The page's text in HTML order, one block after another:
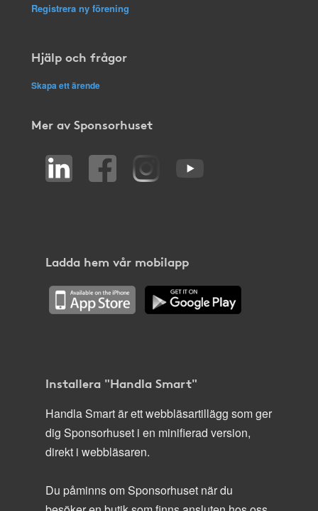
Registrera ny förening
Hjälp och frågor
Skapa ett ärende
Mer av Sponsorhuset
Ladda hem vår mobilapp
Installera "Handla Smart"
Handla Smart är ett webbläsartillägg som ger
dig Sponsorhuset i en minifierad version,
direkt i webbläsaren.
Du påminns om Sponsorhuset när du